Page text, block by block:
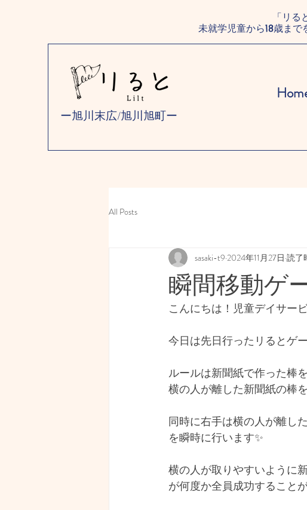
「リ
未就学児童から18歳まで
ー旭川末広/旭川旭町ー
All Posts
瞬間移動ゲ
sasaki-t9 2024年11月27日 読了
こんにちは！児童デイサー
今日は先日行ったリるとゲ
ルールは新聞紙で作った棒
横の人が離した新聞紙の棒
同時に右手は横の人が離し
を瞬時に行います✨
横の人が取りやすいように
が何度か全員成功すること